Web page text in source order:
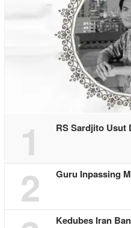
1 RS Sardjito
2 Guru Inpassing
Kedubes Iran